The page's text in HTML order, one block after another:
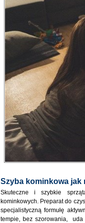
Szyba kominkowa jak
Skuteczne i szybkie
kominkowych. Preparat do
specjalistyczną formułę
tempie, bez szorowania, uda